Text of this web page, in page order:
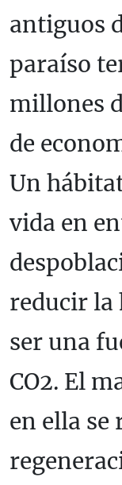
antiguos
paraíso
millones
de
Un
vida en
reducir la
ser una
CO2. El
en ella se